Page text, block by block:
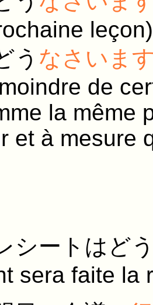
leçon)
う なさいま
de
la même
et à mesure
シート は ど
sera faite la